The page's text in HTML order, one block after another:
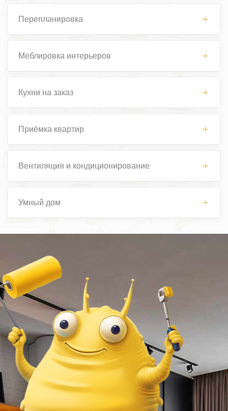
Перепланировка
Меблировка интерьеров
Кухни на заказ
Приёмка квартир
Вентиляция и кондиционирование
Умный дом